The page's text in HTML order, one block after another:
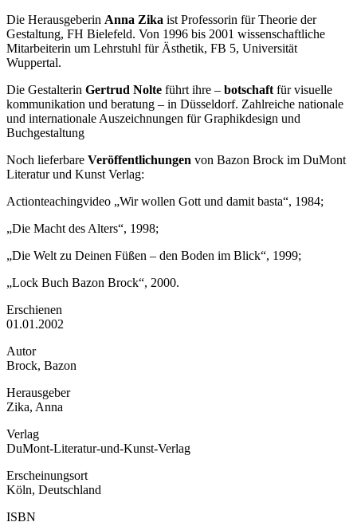
Die Herausgeberin Anna Zika ist Professorin für Theorie der
Gestaltung, FH Bielefeld. Von 1996 bis 2001 wissenschaftliche
Mitarbeiterin um Lehrstuhl für Ästhetik, FB 5, Universität
Wuppertal.
Die Gestalterin Gertrud Nolte führt ihre – botschaft für visuelle
kommunikation und beratung – in Düsseldorf. Zahlreiche nationale
und internationale Auszeichnungen für Graphikdesign und
Buchgestaltung
Noch lieferbare Veröffentlichungen von Bazon Brock im DuMont
Literatur und Kunst Verlag:
Actionteachingvideo „Wir wollen Gott und damit basta“, 1984;
„Die Macht des Alters“, 1998;
„Die Welt zu Deinen Füßen – den Boden im Blick“, 1999;
„Lock Buch Bazon Brock“, 2000.
Erschienen
01.01.2002
Autor
Brock, Bazon
Herausgeber
Zika, Anna
Verlag
DuMont-Literatur-und-Kunst-Verlag
Erscheinungsort
Köln, Deutschland
ISBN